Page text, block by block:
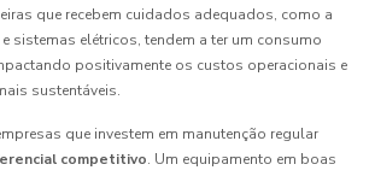
que recebem cuidados adequados, como a
sistemas elétricos, tendem a ter um consumo
positivamente os custos operacionais e
sustentáveis.
que investem em manutenção regular
competitivo. Um equipamento em boas